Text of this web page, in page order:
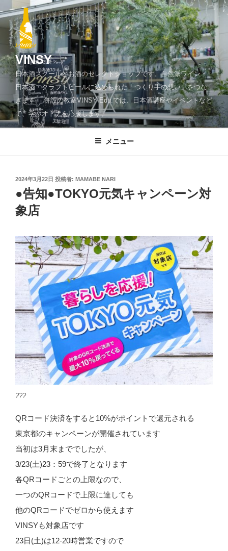
ン
ツ
へ
ッ
プ
VINSY
日本酒スクールとお酒のセレクトショップです。自然派ワイン・
日本酒・クラフトビールに込められた「つくり手の想い」をつな
ぎます。 併設の教室VINSY Edu.では、日本酒講座やイベントなど
で、学ぶオトナを応援します。
メニュー
投
日:
2024年3月22日 投稿者: MAMABE NARI
●告知●TOKYO元気キャンペーン対
象店
???
QRコード決済をすると10%がポイントで還元される
東京都のキャンペーンが開催されています
当初は3月末まででしたが、
3/23(土)23：59で終了となります
各QRコードごとの上限なので、
一つのQRコードで上限に達しても
他のQRコードでゼロから使えます
VINSYも対象店です
23日(土)は12-20時営業ですので